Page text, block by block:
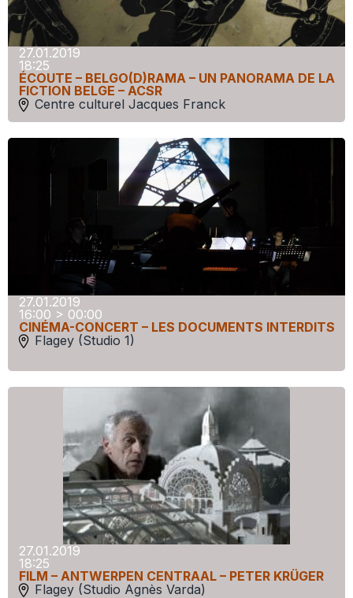
27.01.2019
18:25
ÉCOUTE – BELGO(D)RAMA – UN PANORAMA DE LA
FICTION BELGE – ACSR
Centre culturel Jacques Franck
27.01.2019
16:00 > 00:00
CINÉMA-CONCERT – LES DOCUMENTS INTERDITS
Flagey (Studio 1)
27.01.2019
18:25
FILM – ANTWERPEN CENTRAAL – PETER KRÜGER
Flagey (Studio Agnès Varda)